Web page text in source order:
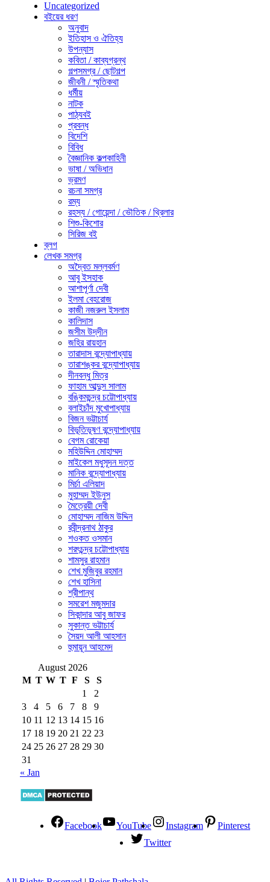
Uncategorized
বইয়ের ধরণ
অনুবাদ
ইতিহাস ও ঐতিহ্য
উপন্যাস
কবিতা / কাব্যগ্রন্থ
গল্পসমগ্র / ছোটগল্প
জীবনী / স্মৃতিকথা
ধর্মীয়
নাটক
পাঠ্যবই
প্রবন্ধ
বিদেশি
বিবিধ
বৈজ্ঞানিক কল্পকাহিনী
ভাষা / অভিধান
ভ্রমণ
রচনা সমগ্র
রম্য
রহস্য / গোয়েন্দা / ভৌতিক / থ্রিলার
শিশু-কিশোর
সিরিজ বই
ব্লগ
লেখক সমগ্র
অদ্বৈত মল্লবর্মণ
আবু ইসহাক
আশাপূর্ণা দেবী
ইলমা বেহরোজ
কাজী নজরুল ইসলাম
কালিদাস
জসীম উদ্‌দীন
জহির রায়হান
তারাদাস বন্দ্যোপাধ্যায়
তারাশঙ্কর বন্দ্যোপাধ্যায়
দীনবন্ধু মিত্র
ফাহাম আব্দুস সালাম
বঙ্কিমচন্দ্র চট্টোপাধ্যায়
বলাইচাঁদ মুখোপাধ্যায়
বিজন ভট্টাচার্য
বিভূতিভূষণ বন্দ্যোপাধ্যায়
বেগম রোকেয়া
মহিউদ্দিন মোহাম্মদ
মাইকেল মধুসূদন দত্ত
মানিক বন্দ্যোপাধ্যায়
মির্চা এলিয়াদ
মুহাম্মদ ইউনুস
মৈত্রেয়ী দেবী
মোহাম্মদ নাজিম উদ্দিন
রবীন্দ্রনাথ ঠাকুর
শওকত ওসমান
শরৎচন্দ্র চট্টোপাধ্যায়
শামসুর রাহমান
শেখ মুজিবুর রহমান
শেখ হাসিনা
শ্রীপান্থ
সমরেশ মজুমদার
সিকান্দার আবু জাফর
সুকান্ত ভট্টাচার্য
সৈয়দ আলী আহসান
হুমায়ূন আহমেদ
August 2026
M T W T F S
S
1
2
3
4 5 6 7 8
9
10 11 12 13 14 15 16
17 18 19 20 21 22 23
24 25 26 27 28 29 30
31
« Jan
Facebook YouTube Instagram
Pinterest
Twitter